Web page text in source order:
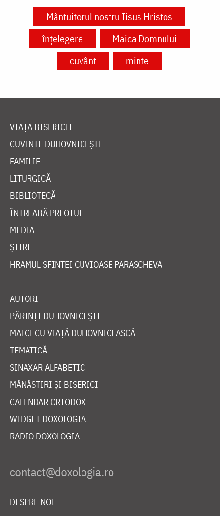
Mântuitorul nostru Iisus Hristos
înțelegere
Maica Domnului
cuvânt
minte
VIAȚA BISERICII
CUVINTE DUHOVNICEȘTI
FAMILIE
LITURGICĂ
BIBLIOTECĂ
ÎNTREABĂ PREOTUL
MEDIA
ȘTIRI
HRAMUL SFINTEI CUVIOASE PARASCHEVA
AUTORI
PĂRINȚI DUHOVNICEȘTI
MAICI CU VIAȚĂ DUHOVNICEASCĂ
TEMATICĂ
SINAXAR ALFABETIC
MĂNĂSTIRI ȘI BISERICI
CALENDAR ORTODOX
WIDGET DOXOLOGIA
RADIO DOXOLOGIA
DESPRE NOI